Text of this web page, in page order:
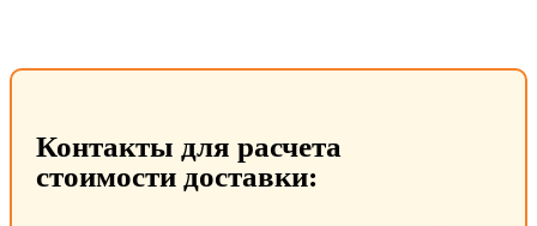
Контакты для расчета
стоимости доставки: